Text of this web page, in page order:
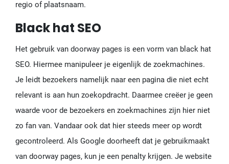
regio of plaatsnaam.
Black hat SEO
Het gebruik van doorway pages is een vorm van black hat
SEO. Hiermee manipuleer je eigenlijk de zoekmachines.
Je leidt bezoekers namelijk naar een pagina die niet echt
relevant is aan hun zoekopdracht. Daarmee creëer je geen
waarde voor de bezoekers en zoekmachines zijn hier niet
zo fan van. Vandaar ook dat hier steeds meer op wordt
gecontroleerd. Als Google doorheeft dat je gebruikmaakt
van doorway pages, kun je een penalty krijgen. Je website